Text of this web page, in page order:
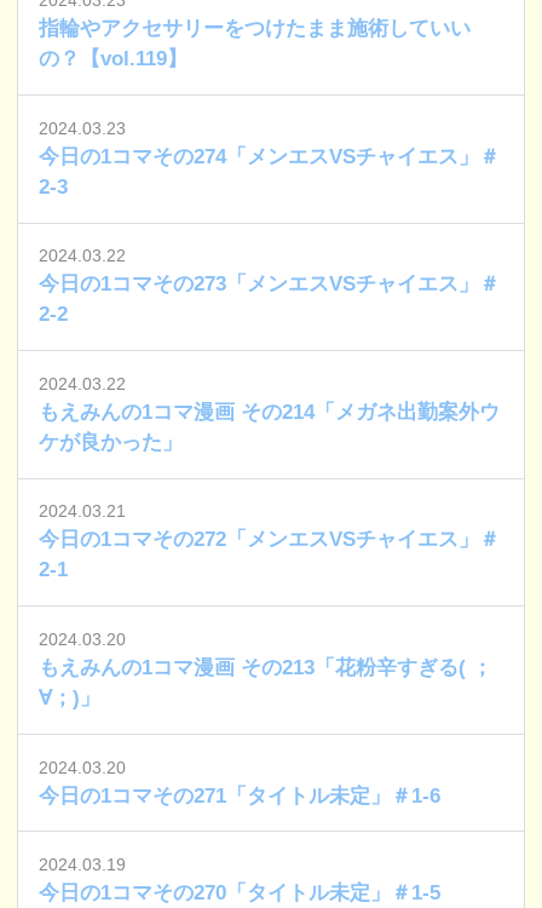
指輪やアクセサリーをつけたまま施術していい
の？【vol.119】
2024.03.23
今日の1コマその274「メンエスVSチャイエス」＃
2-3
2024.03.22
今日の1コマその273「メンエスVSチャイエス」＃
2-2
2024.03.22
もえみんの1コマ漫画 その214「メガネ出勤案外ウ
ケが良かった」
2024.03.21
今日の1コマその272「メンエスVSチャイエス」＃
2-1
2024.03.20
もえみんの1コマ漫画 その213「花粉辛すぎる( ；
∀；)」
2024.03.20
今日の1コマその271「タイトル未定」＃1-6
2024.03.19
今日の1コマその270「タイトル未定」＃1-5